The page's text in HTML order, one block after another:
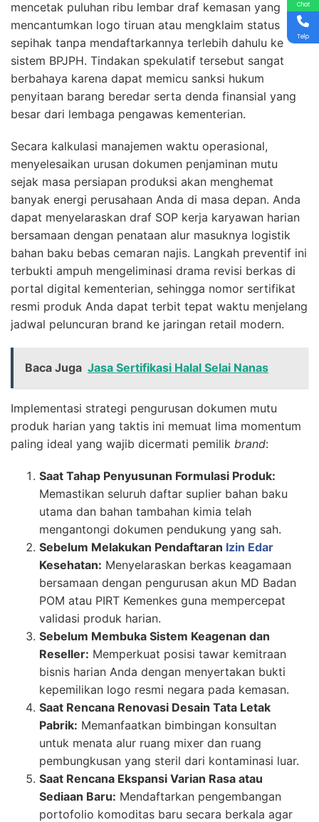
mencetak puluhan ribu lembar draf kemasan yang
mencantumkan logo tiruan atau mengklaim status
sepihak tanpa mendaftarkannya terlebih dahulu ke
sistem BPJPH. Tindakan spekulatif tersebut sangat
berbahaya karena dapat memicu sanksi hukum
penyitaan barang beredar serta denda finansial yang
besar dari lembaga pengawas kementerian.
Secara kalkulasi manajemen waktu operasional,
menyelesaikan urusan dokumen penjaminan mutu
sejak masa persiapan produksi akan menghemat
banyak energi perusahaan Anda di masa depan. Anda
dapat menyelaraskan draf SOP kerja karyawan harian
bersamaan dengan penataan alur masuknya logistik
bahan baku bebas cemaran najis. Langkah preventif ini
terbukti ampuh mengeliminasi drama revisi berkas di
portal digital kementerian, sehingga nomor sertifikat
resmi produk Anda dapat terbit tepat waktu menjelang
jadwal peluncuran brand ke jaringan retail modern.
Baca Juga Jasa Sertifikasi Halal Selai Nanas
Implementasi strategi pengurusan dokumen mutu
produk harian yang taktis ini memuat lima momentum
paling ideal yang wajib dicermati pemilik brand:
Saat Tahap Penyusunan Formulasi Produk:
Memastikan seluruh daftar suplier bahan baku
utama dan bahan tambahan kimia telah
mengantongi dokumen pendukung yang sah.
Sebelum Melakukan Pendaftaran Izin Edar
Kesehatan: Menyelaraskan berkas keagamaan
bersamaan dengan pengurusan akun MD Badan
POM atau PIRT Kemenkes guna mempercepat
validasi produk harian.
Sebelum Membuka Sistem Keagenan dan
Reseller: Memperkuat posisi tawar kemitraan
bisnis harian Anda dengan menyertakan bukti
kepemilikan logo resmi negara pada kemasan.
Saat Rencana Renovasi Desain Tata Letak
Pabrik: Memanfaatkan bimbingan konsultan
untuk menata alur ruang mixer dan ruang
pembungkusan yang steril dari kontaminasi luar.
Saat Rencana Ekspansi Varian Rasa atau
Sediaan Baru: Mendaftarkan pengembangan
portofolio komoditas baru secara berkala agar
Chat
Telp